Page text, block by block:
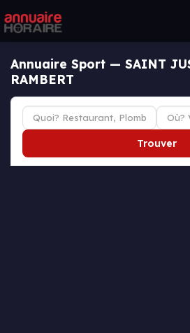
Annuaire Sport — SAINT
RAMBERT
Trouver